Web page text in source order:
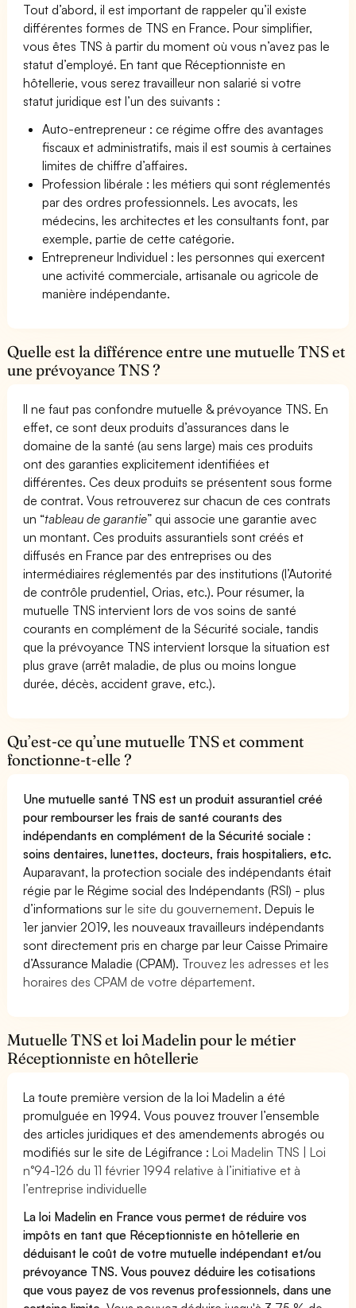
Tout d’abord, il est important de rappeler qu’il existe
différentes formes de TNS en France. Pour simplifier,
vous êtes TNS à partir du moment où vous n’avez pas le
statut d’employé. En tant que Réceptionniste en
hôtellerie, vous serez travailleur non salarié si votre
statut juridique est l’un des suivants :
Auto-entrepreneur : ce régime offre des avantages
fiscaux et administratifs, mais il est soumis à certaines
limites de chiffre d’affaires.
Profession libérale : les métiers qui sont réglementés
par des ordres professionnels. Les avocats, les
médecins, les architectes et les consultants font, par
exemple, partie de cette catégorie.
Entrepreneur Individuel : les personnes qui exercent
une activité commerciale, artisanale ou agricole de
manière indépendante.
Quelle est la différence entre une mutuelle TNS et
une prévoyance TNS ?
Il ne faut pas confondre mutuelle & prévoyance TNS. En
effet, ce sont deux produits d’assurances dans le
domaine de la santé (au sens large) mais ces produits
ont des garanties explicitement identifiées et
différentes. Ces deux produits se présentent sous forme
de contrat. Vous retrouverez sur chacun de ces contrats
un “tableau de garantie” qui associe une garantie avec
un montant. Ces produits assurantiels sont créés et
diffusés en France par des entreprises ou des
intermédiaires réglementés par des institutions (l’Autorité
de contrôle prudentiel, Orias, etc.). Pour résumer, la
mutuelle TNS intervient lors de vos soins de santé
courants en complément de la Sécurité sociale, tandis
que la prévoyance TNS intervient lorsque la situation est
plus grave (arrêt maladie, de plus ou moins longue
durée, décès, accident grave, etc.).
Qu’est-ce qu’une mutuelle TNS et comment
fonctionne-t-elle ?
Une mutuelle santé TNS est un produit assurantiel créé
pour rembourser les frais de santé courants des
indépendants en complément de la Sécurité sociale :
soins dentaires, lunettes, docteurs, frais hospitaliers, etc.
Auparavant, la protection sociale des indépendants était
régie par le Régime social des Indépendants (RSI) - plus
d’informations surle site du gouvernement. Depuis le
1er janvier 2019, les nouveaux travailleurs indépendants
sont directement pris en charge par leur Caisse Primaire
d’Assurance Maladie (CPAM). Trouvez les adresses et les
horaires des CPAM de votre département.
Mutuelle TNS et loi Madelin pour le métier
Réceptionniste en hôtellerie
La toute première version de la loi Madelin a été
promulguée en 1994. Vous pouvez trouver l’ensemble
des articles juridiques et des amendements abrogés ou
modifiés sur le site de Légifrance :Loi Madelin TNS | Loi
n°94-126 du 11 février 1994 relative à l’initiative et à
l’entreprise individuelle
La loi Madelin en France vous permet de réduire vos
impôts en tant que Réceptionniste en hôtellerie en
déduisant le coût de votre mutuelle indépendant et/ou
prévoyance TNS. Vous pouvez déduire les cotisations
que vous payez de vos revenus professionnels, dans une